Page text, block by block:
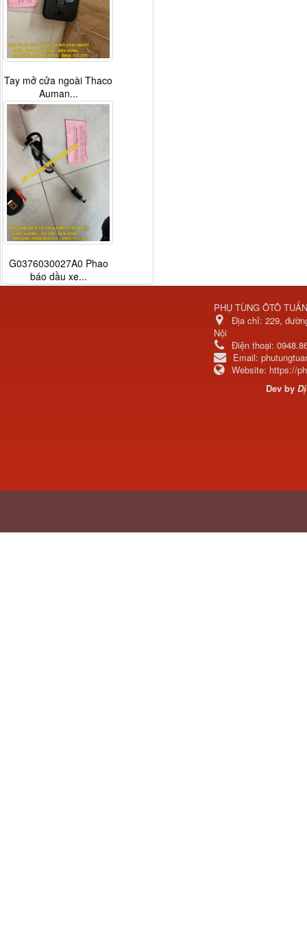
Tay mở cửa ngoài Thaco
Auman...
G0376030027A0 Phao
báo dầu xe...
PHỤ TÙNG ÔTÔ
Địa chỉ: 229,
Nội
Điện thoại:
Email:
Website: https://
Dev by